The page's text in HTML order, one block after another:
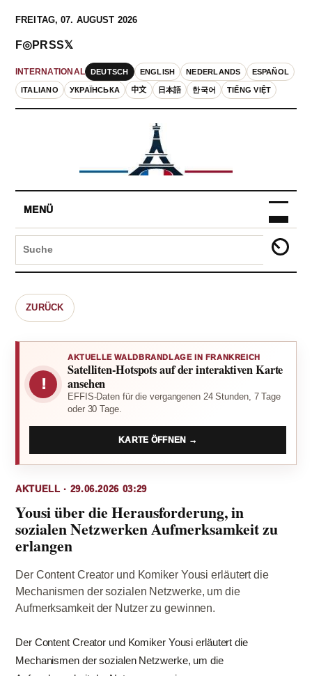
FREITAG, 07. AUGUST 2026
INTERNATIONAL DEUTSCH ENGLISH NEDERLANDS ESPAÑOL
ITALIANO УКРАЇНСЬКА 中文 日本語 한국어 TIẾNG VIỆT
F◎PRSS𝕏
MENÜ
ZURÜCK
!
AKTUELLE WALDBRANDLAGE IN FRANKREICH
Satelliten-Hotspots auf der interaktiven Karte
ansehen
EFFIS-Daten für die vergangenen 24 Stunden, 7 Tage
oder 30 Tage.
KARTE ÖFFNEN →
AKTUELL · 29.06.2026 03:29
Yousi über die Herausforderung, in
sozialen Netzwerken Aufmerksamkeit zu
erlangen
Der Content Creator und Komiker Yousi erläutert die
Mechanismen der sozialen Netzwerke, um die
Aufmerksamkeit der Nutzer zu gewinnen.
Der Content Creator und Komiker Yousi erläutert die
Mechanismen der sozialen Netzwerke, um die